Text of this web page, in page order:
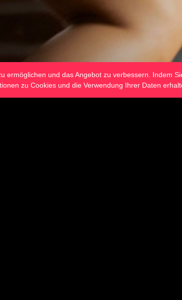
ermöglichen und das Angebot zu verbessern. Indem
zu Cookies und die Verwendung Ihrer Daten